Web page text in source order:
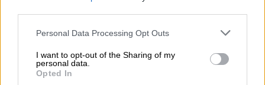
Please note that this website/app uses one or more Google
not limited to your visit or usage behaviour. You may click to
grant or deny consent to Google and its third-party tags to
use your data for below specified purposes in below Google
Personal Data Processing Opt Outs
I want to opt-out of the Sharing of my
personal data.
Opted In
σκοπό: νατιμωρηθείαυστηρά για τις
επαγγελματικές της δραστηριότητες»,
έκρινε η εκπρόσωπος του ρωσικού